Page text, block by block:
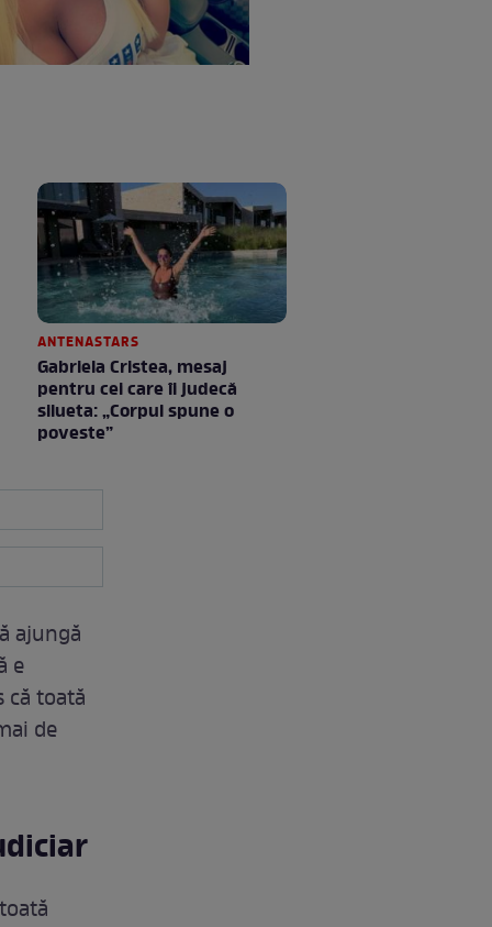
ANTENASTARS
Gabriela Cristea, mesaj
pentru cei care îi judecă
silueta: „Corpul spune o
poveste”
ajungă
e
că toată
de